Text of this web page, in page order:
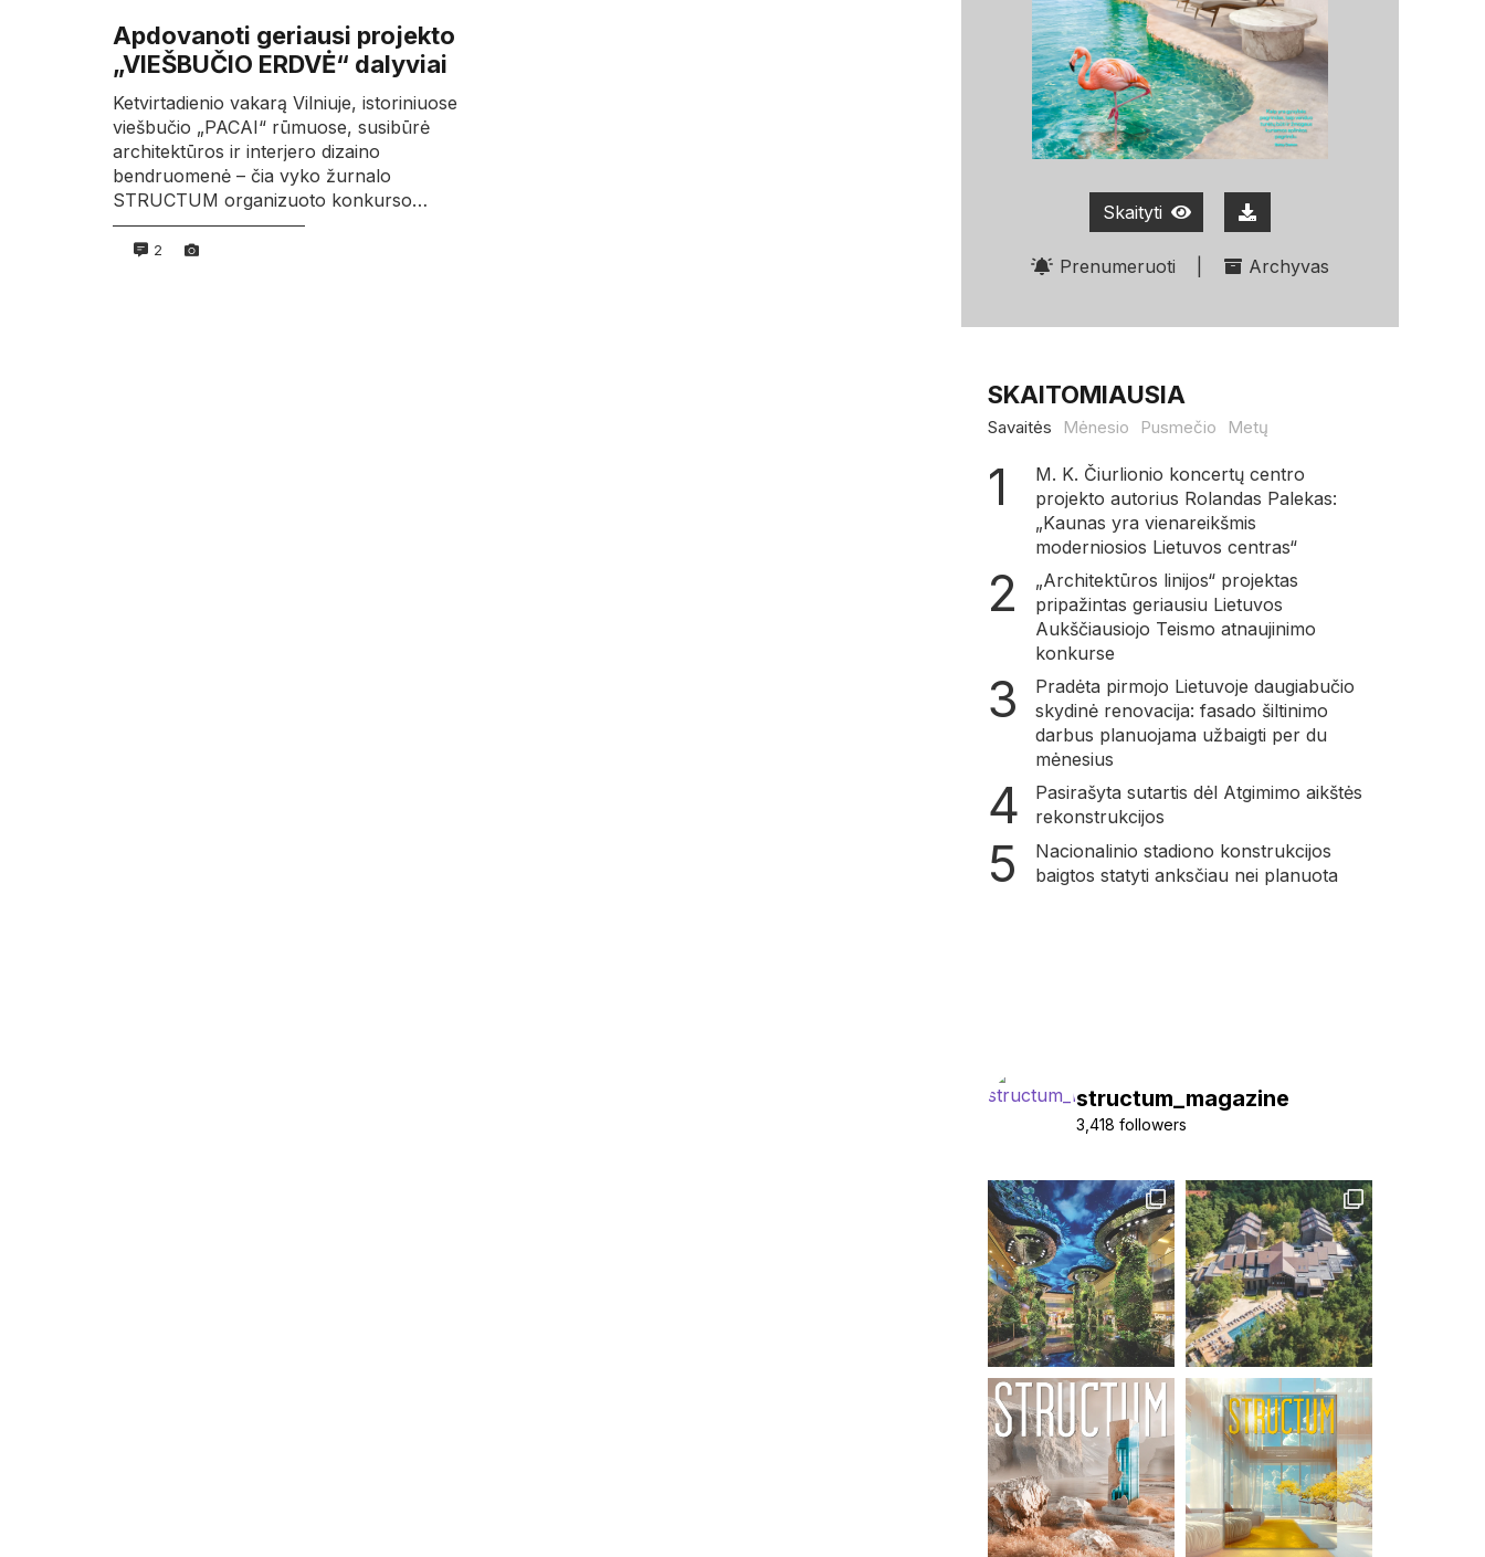
Apdovanoti geriausi projekto
„VIEŠBUČIO ERDVĖ“ dalyviai
Ketvirtadienio vakarą Vilniuje, istoriniuose
viešbučio „PACAI“ rūmuose, susibūrė
architektūros ir interjero dizaino
bendruomenė – čia vyko žurnalo
STRUCTUM organizuoto konkurso…
2
Skaityti
Prenumeruoti Archyvas
SKAITOMIAUSIA
Savaitės Mėnesio Pusmečio Metų
M. K. Čiurlionio koncertų centro
projekto autorius Rolandas Palekas:
„Kaunas yra vienareikšmis
moderniosios Lietuvos centras“
„Architektūros linijos“ projektas
pripažintas geriausiu Lietuvos
Aukščiausiojo Teismo atnaujinimo
konkurse
Pradėta pirmojo Lietuvoje daugiabučio
skydinė renovacija: fasado šiltinimo
darbus planuojama užbaigti per du
mėnesius
Pasirašyta sutartis dėl Atgimimo aikštės
rekonstrukcijos
Nacionalinio stadiono konstrukcijos
baigtos statyti anksčiau nei planuota
structum_magazine
3,418 followers